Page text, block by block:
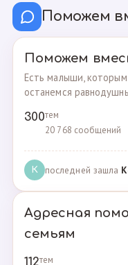
Поможем
Поможем
Есть малыши,
останемся
300тем
20 768 сообщений
К последней зашла
Адресная
семьям
112тем